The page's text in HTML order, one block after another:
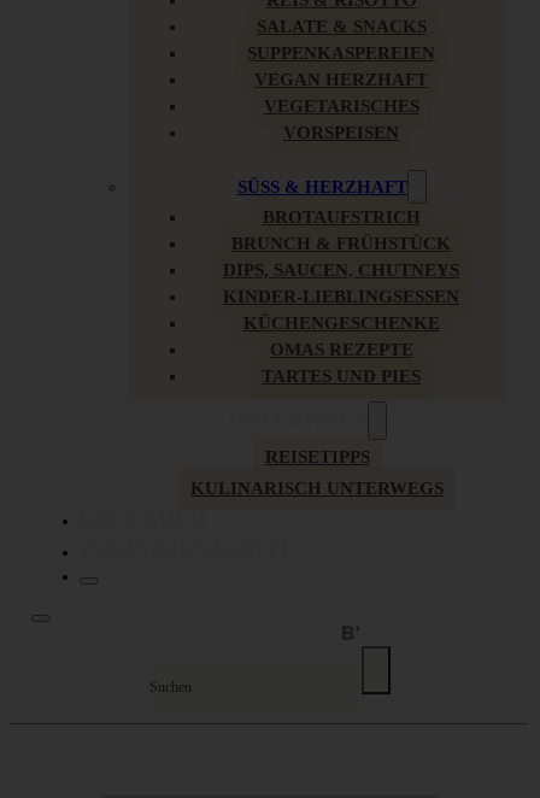
SALATE & SNACKS
SUPPENKASPEREIEN
VEGAN HERZHAFT
VEGETARISCHES
VORSPEISEN
SÜSS & HERZHAFT
BROTAUFSTRICH
BRUNCH & FRÜHSTÜCK
DIPS, SAUCEN, CHUTNEYS
KINDER-LIEBLINGSESSEN
KÜCHENGESCHENKE
OMAS REZEPTE
TARTES UND PIES
REISETIPPS
KULINARISCH UNTERWEGS